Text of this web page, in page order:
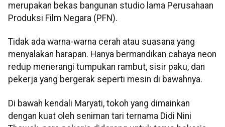
merupakan bekas bangunan studio lama Perusahaan
Produksi Film Negara (PFN).
Tidak ada warna-warna cerah atau suasana yang
menyalakan harapan. Hanya bermandikan cahaya neon
redup menerangi tumpukan rambut, sisir paku, dan
pekerja yang bergerak seperti mesin di bawahnya.
Di bawah kendali Maryati, tokoh yang dimainkan
dengan kuat oleh seniman tari ternama Didi Nini